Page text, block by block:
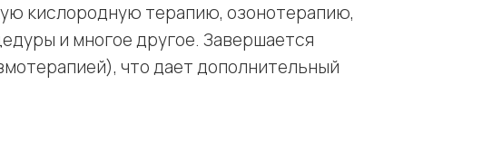
кислородную терапию, озонотерапию,
и многое другое. Завершается
что дает дополнительный